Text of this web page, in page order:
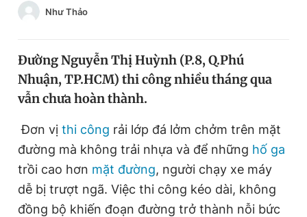
Chuyên mục khác
Tin thị trường Tin 360
Sản phẩm khác
Tiện ích Bạn cần biết
Tin đã xem
Đăng xuất
Như Thảo
Đường Nguyễn Thị Huỳnh (P.8, Q.Phú
Nhuận, TP.HCM) thi công nhiều tháng qua
vẫn chưa hoàn thành.
Đơn vị thi công rải lớp đá lởm chởm trên mặt
đường mà không trải nhựa và để những hố ga
trồi cao hơn mặt đường, người chạy xe máy
dễ bị trượt ngã. Việc thi công kéo dài, không
đồng bộ khiến đoạn đường trở thành nỗi bức